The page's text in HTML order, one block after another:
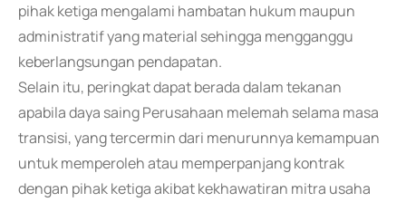
pihak ketiga mengalami hambatan hukum maupun
administratif yang material sehingga mengganggu
keberlangsungan pendapatan.
Selain itu, peringkat dapat berada dalam tekanan
apabila daya saing Perusahaan melemah selama masa
transisi, yang tercermin dari menurunnya kemampuan
untuk memperoleh atau memperpanjang kontrak
dengan pihak ketiga akibat kekhawatiran mitra usaha